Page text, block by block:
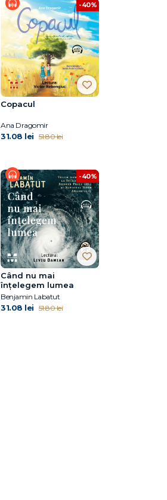
-40%
Copacul
Ana Dragomir
31.08 lei 51.80 lei
-40%
Când nu mai
înțelegem lumea
Benjamin Labatut
31.08 lei 51.80 lei